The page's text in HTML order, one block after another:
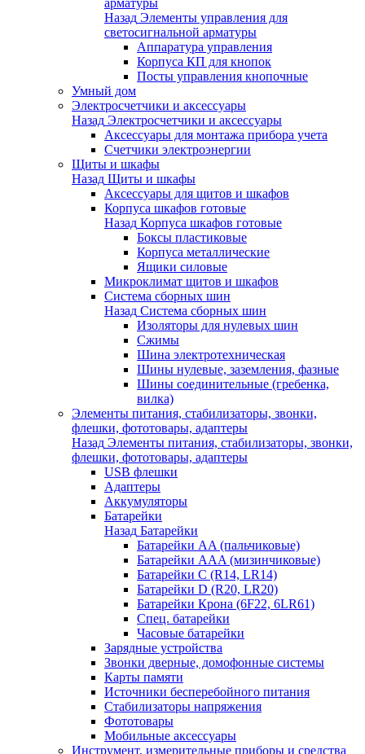
арматуры
Назад Элементы управления для
светосигнальной арматуры
Аппаратура управления
Корпуса КП для кнопок
Посты управления кнопочные
Умный дом
Электросчетчики и аксессуары
Назад Электросчетчики и аксессуары
Аксессуары для монтажа прибора учета
Счетчики электроэнергии
Щиты и шкафы
Назад Щиты и шкафы
Аксессуары для щитов и шкафов
Корпуса шкафов готовые
Назад Корпуса шкафов готовые
Боксы пластиковые
Корпуса металлические
Ящики силовые
Микроклимат щитов и шкафов
Система сборных шин
Назад Система сборных шин
Изоляторы для нулевых шин
Сжимы
Шина электротехническая
Шины нулевые, заземления, фазные
Шины соединительные (гребенка,
вилка)
Элементы питания, стабилизаторы, звонки,
флешки, фототовары, адаптеры
Назад Элементы питания, стабилизаторы, звонки,
флешки, фототовары, адаптеры
USB флешки
Адаптеры
Аккумуляторы
Батарейки
Назад Батарейки
Батарейки AA (пальчиковые)
Батарейки AAA (мизинчиковые)
Батарейки C (R14, LR14)
Батарейки D (R20, LR20)
Батарейки Крона (6F22, 6LR61)
Спец. батарейки
Часовые батарейки
Зарядные устройства
Звонки дверные, домофонные системы
Карты памяти
Источники бесперебойного питания
Стабилизаторы напряжения
Фототовары
Мобильные аксессуары
Инструмент, измерительные приборы и средства